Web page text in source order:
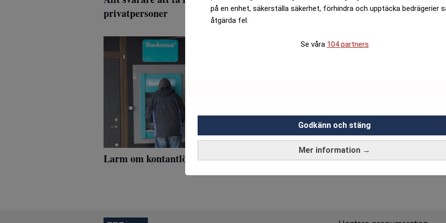
på en enhet, säkerställa säkerhet, förhindra och upptäcka bedrägerier
åtgärda fel.
Se våra 104 partners
Mer information →
Godkänn och stäng
privatpersoner
56 600 kronor
Larm om kontantlösa Sverige: Gör oss sårbara